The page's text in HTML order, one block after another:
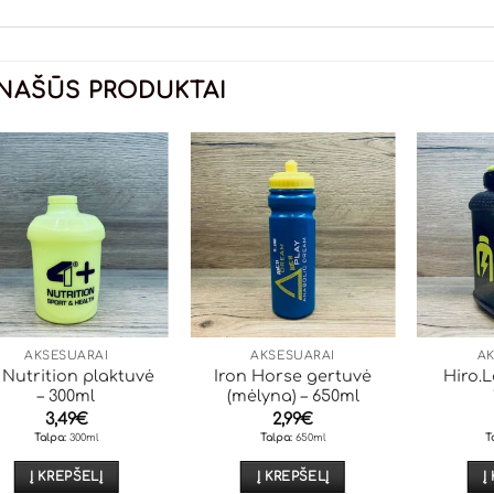
PRODUKTAI
AKSESUARAI
Nutrition plaktuvė
– 300ml
3,49€
Talpa:300ml
Į KREPŠELĮ
AKSESUARAI
Iron Horse gertuvė
(mėlyna) – 650ml
2,99€
Talpa:650ml
Į KREPŠELĮ Į